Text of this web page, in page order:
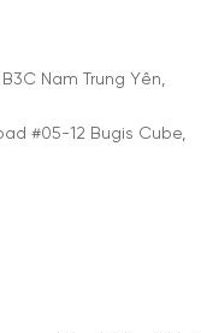
Nam Trung Yên,
#05-12 Bugis Cube,